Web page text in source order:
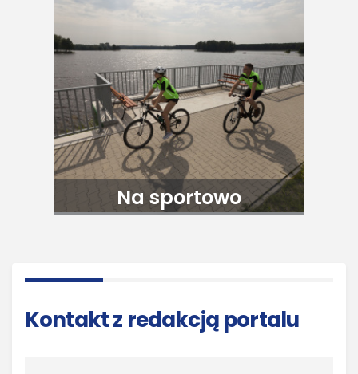
Kontakt z redakcją portalu
Na sportowo